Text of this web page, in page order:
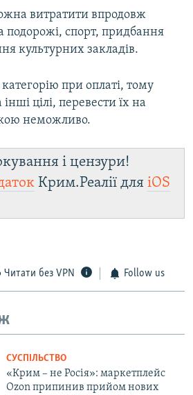
витратити впродовж
подорожі, спорт, придбання
культурних закладів.
при оплаті, тому
цілі, перевести їх на
неможливо.
і цензури!
Крим.Реалії для iOS
Читати без VPN Follow us
СУСПІЛЬСТВО
«Крим – не Росія»: маркетплейс
Ozon припинив прийом нових